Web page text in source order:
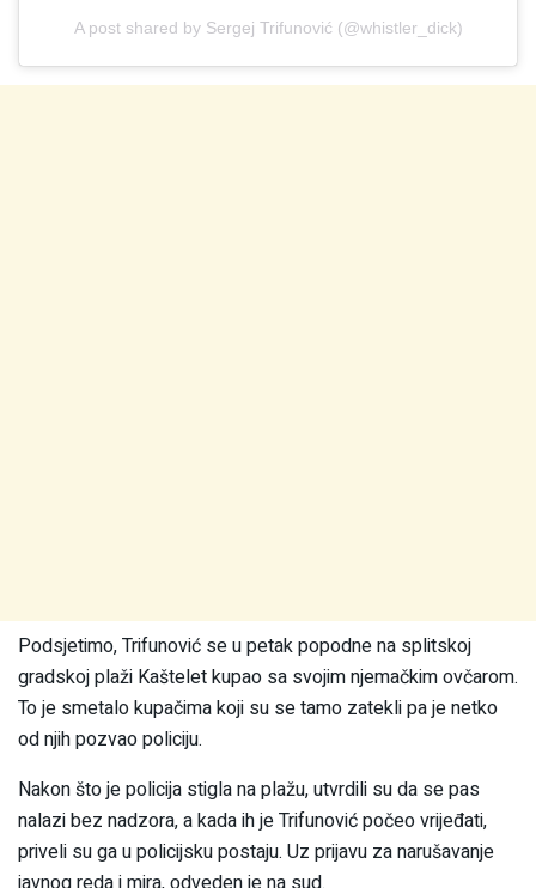
A post shared by Sergej Trifunović (@whistler_dick)
Podsjetimo, Trifunović se u petak popodne na splitskoj
gradskoj plaži Kaštelet kupao sa svojim njemačkim ovčarom.
To je smetalo kupačima koji su se tamo zatekli pa je netko
od njih pozvao policiju.
Nakon što je policija stigla na plažu, utvrdili su da se pas
nalazi bez nadzora, a kada ih je Trifunović počeo vrijeđati,
priveli su ga u policijsku postaju. Uz prijavu za narušavanje